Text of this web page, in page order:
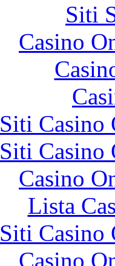
Siti
Casino
Siti Casino
Siti Casino
Casino
Lista
Siti Casino
Casino